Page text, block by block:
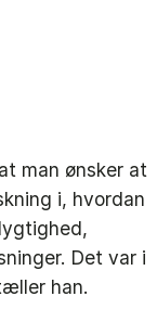
man ønsker at
i, hvordan
Det var i
han.